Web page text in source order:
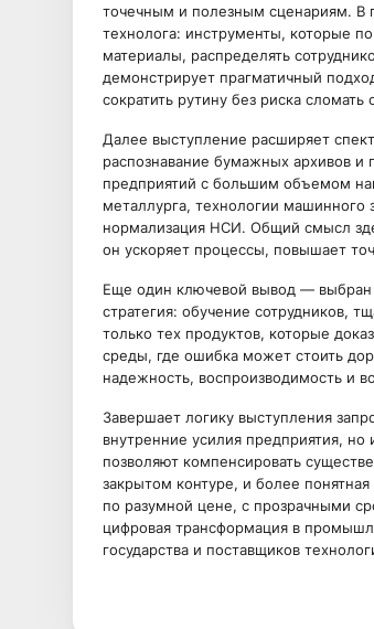
точечным и полезным сценариям. В
технолога: инструменты, которые
материалы, распределять
демонстрирует прагматичный
сократить рутину без риска
Далее выступление расширяет
распознавание бумажных архивов и
предприятий с большим объемом
металлурга, технологии машинного
нормализация НСИ. Общий смысл
он ускоряет процессы, повышает
Еще один ключевой вывод — выбран
стратегия: обучение сотрудников,
только тех продуктов, которые
среды, где ошибка может стоить
надежность, воспроизводимость и
Завершает логику выступления
внутренние усилия предприятия,
позволяют компенсировать
закрытом контуре, и более
по разумной цене, с прозрачными
цифровая трансформация в
государства и поставщиков